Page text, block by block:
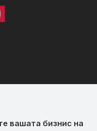
вашата бизнис на